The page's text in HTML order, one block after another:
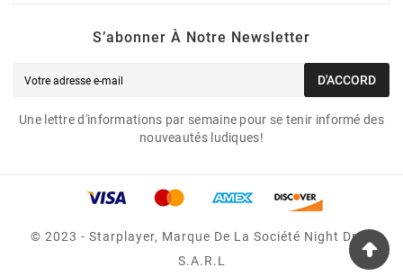
S’abonner À Notre Newsletter
D'ACCORD
Une lettre d'informations par semaine pour se tenir informé des
nouveautés ludiques!
© 2023 - Starplayer, Marque De La Société Night Drop
S.A.R.L